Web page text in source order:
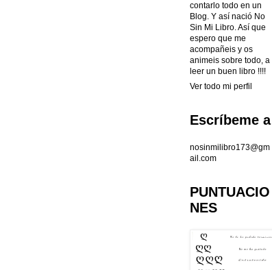
contarlo todo en un
Blog. Y así nació No
Sin Mi Libro. Así que
espero que me
acompañeis y os
animeis sobre todo, a
leer un buen libro !!!!
Ver todo mi perfil
Escríbeme a
nosinmilibro173@gm
ail.com
PUNTUACIO
NES